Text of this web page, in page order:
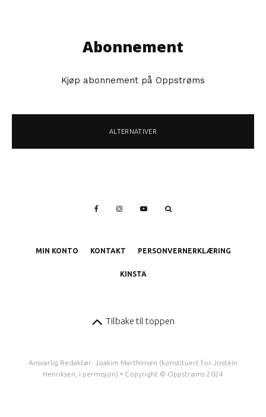
Abonnement
Kjøp abonnement på Oppstrøms
ALTERNATIVER
MIN KONTO KONTAKT PERSONVERNERKLÆRING
KINSTA
Tilbake til toppen
Ansvarlig Redaktør: Joakim Marthinsen (konstituert for Jostein
Henriksen, i permisjon) • Copyright © Oppstrøms 2024